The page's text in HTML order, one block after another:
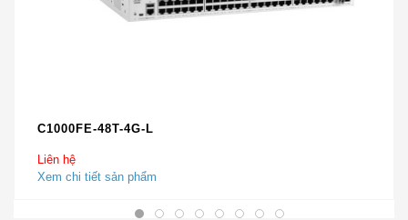
C1000FE-48T-4G-L
Liên hệ
Xem chi tiết sản phẩm